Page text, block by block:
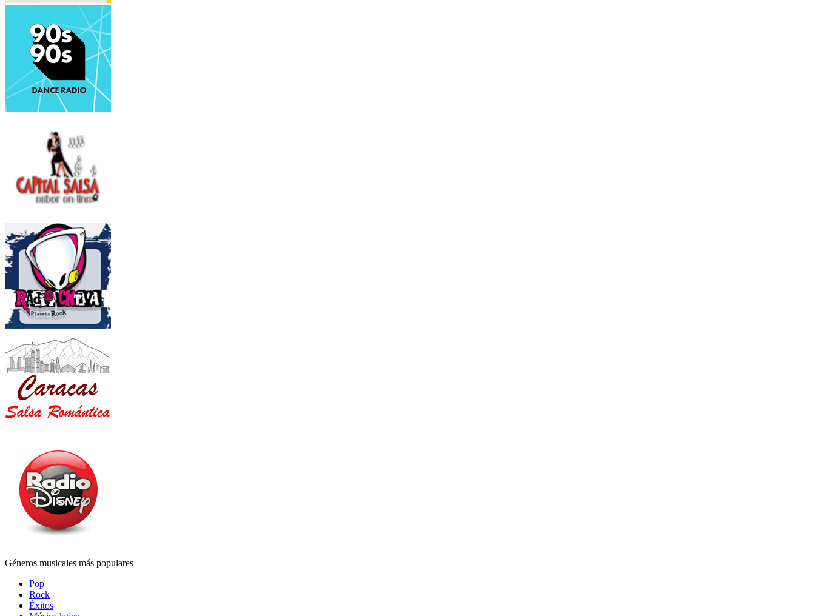
Géneros musicales más populares
Pop
Rock
Éxitos